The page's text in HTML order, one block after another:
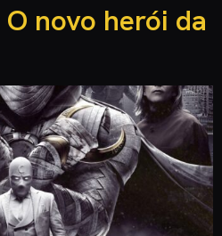
novo herói da